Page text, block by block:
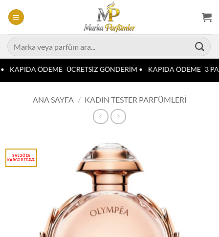
atla
Ara:
KAPIDA ÖDEME ÜCRETSİZ GÖNDERİM • KAPIDA ÖDEME 3
ANA SAYFA / KADIN TESTER PARFÜMLERI